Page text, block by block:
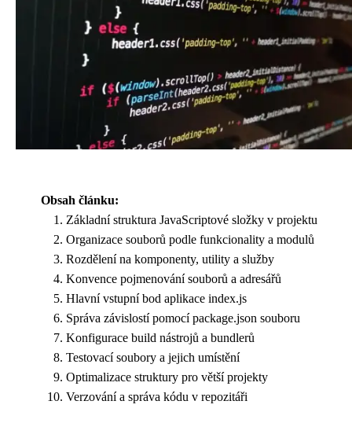
Obsah článku:
Základní struktura JavaScriptové složky v projektu
Organizace souborů podle funkcionality a modulů
Rozdělení na komponenty, utility a služby
Konvence pojmenování souborů a adresářů
Hlavní vstupní bod aplikace index.js
Správa závislostí pomocí package.json souboru
Konfigurace build nástrojů a bundlerů
Testovací soubory a jejich umístění
Optimalizace struktury pro větší projekty
Verzování a správa kódu v repozitáři